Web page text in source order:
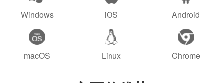
Windows iOS Android
macOS Linux Chrome